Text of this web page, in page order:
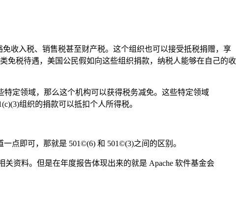
收入税、销售税甚至财产税。这个组织也可以接受抵税捐赠，享
免税待遇，美国公民假如向这些组织捐款，纳税人能够在自己的收
定领域，那么这个机构可以获得税务减免。这些特定领域
组织的捐款可以抵扣个人所得税。
点即可，那就是 501©(6) 和 501©(3)之间的区别。
资料。但是在年度报告体现出来的就是 Apache 软件基金会